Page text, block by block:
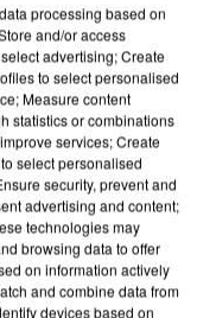
interpellé en
processing based on
and/or access
advertising; Create
to select personalised
Measure content
statistics or combinations
services; Create
select personalised
security, prevent and
advertising and content;
technologies may
browsing data to offer
on information actively
and combine data from
devices based on